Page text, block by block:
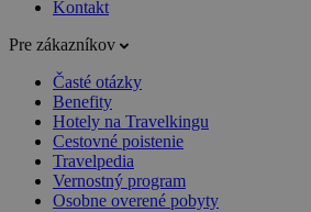
Kontakt
Pre zákazníkov
Časté otázky
Benefity
Hotely na Travelkingu
Cestovné poistenie
Travelpedia
Vernostný program
Osobne overené pobyty